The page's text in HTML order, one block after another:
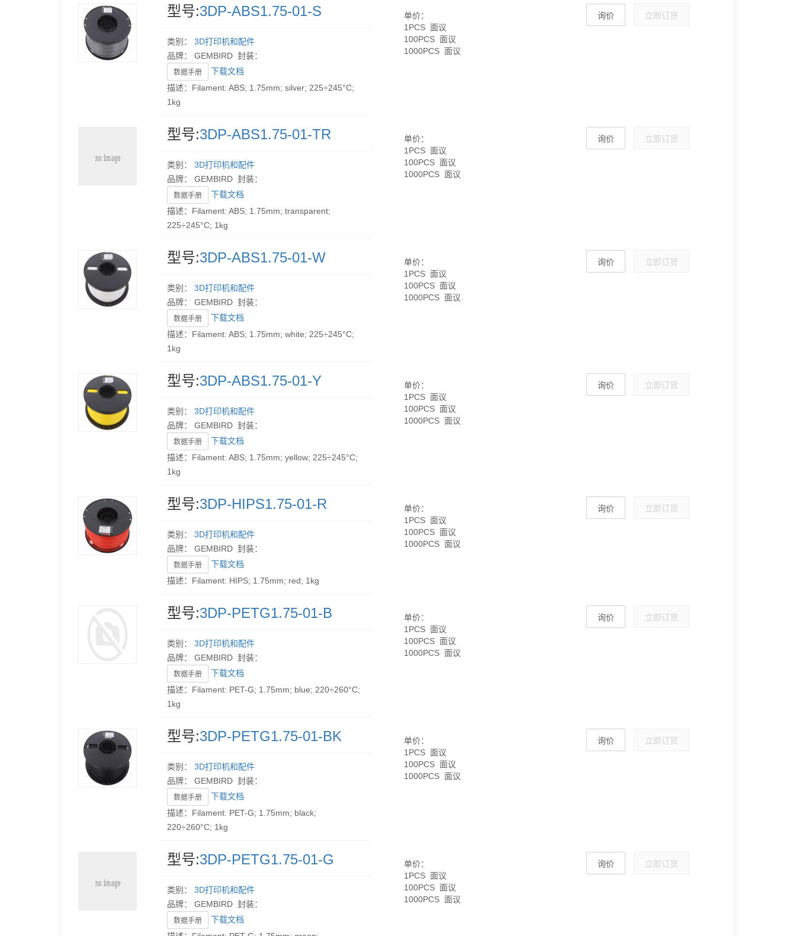
型号:3DP-ABS1.75-01-S
类别： 3D打印机和配件
品牌： GEMBIRD 封装：
数据手册
下载文档
描述：Filament: ABS; 1.75mm; silver; 225÷245°C;
1kg
单价：
1PCS 面议
100PCS 面议
1000PCS 面议
询价 立即订货
型号:3DP-ABS1.75-01-TR
类别： 3D打印机和配件
品牌： GEMBIRD 封装：
数据手册
下载文档
描述：Filament: ABS; 1.75mm; transparent;
225÷245°C; 1kg
单价：
1PCS 面议
100PCS 面议
1000PCS 面议
询价 立即订货
型号:3DP-ABS1.75-01-W
类别： 3D打印机和配件
品牌： GEMBIRD 封装：
数据手册
下载文档
描述：Filament: ABS; 1.75mm; white; 225÷245°C;
1kg
单价：
1PCS 面议
100PCS 面议
1000PCS 面议
询价 立即订货
型号:3DP-ABS1.75-01-Y
类别： 3D打印机和配件
品牌： GEMBIRD 封装：
数据手册
下载文档
描述：Filament: ABS; 1.75mm; yellow; 225÷245°C;
1kg
单价：
1PCS 面议
100PCS 面议
1000PCS 面议
询价 立即订货
型号:3DP-HIPS1.75-01-R
类别： 3D打印机和配件
品牌： GEMBIRD 封装：
数据手册
下载文档
描述：Filament: HIPS; 1.75mm; red; 1kg
单价：
1PCS 面议
100PCS 面议
1000PCS 面议
询价 立即订货
型号:3DP-PETG1.75-01-B
类别： 3D打印机和配件
品牌： GEMBIRD 封装：
数据手册
下载文档
描述：Filament: PET-G; 1.75mm; blue; 220÷260°C;
1kg
单价：
1PCS 面议
100PCS 面议
1000PCS 面议
询价 立即订货
型号:3DP-PETG1.75-01-BK
类别： 3D打印机和配件
品牌： GEMBIRD 封装：
数据手册
下载文档
描述：Filament: PET-G; 1.75mm; black;
220÷260°C; 1kg
单价：
1PCS 面议
100PCS 面议
1000PCS 面议
询价 立即订货
型号:3DP-PETG1.75-01-G
类别： 3D打印机和配件
品牌： GEMBIRD 封装：
数据手册
下载文档
单价：
1PCS 面议
100PCS 面议
1000PCS 面议
询价 立即订货